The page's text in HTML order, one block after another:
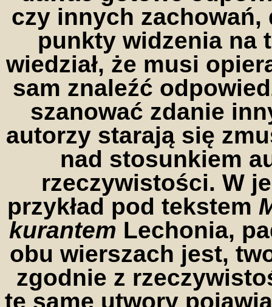
czy innych zachowań,
punkty widzenia na
wiedział, że musi
sam znaleźć
szanować zdanie
autorzy starają się
nad stosunkiem
rzeczywistości. W
przykład pod tekstem
kurantem Lechonia,
obu wierszach jest,
zgodnie z
te same utwory